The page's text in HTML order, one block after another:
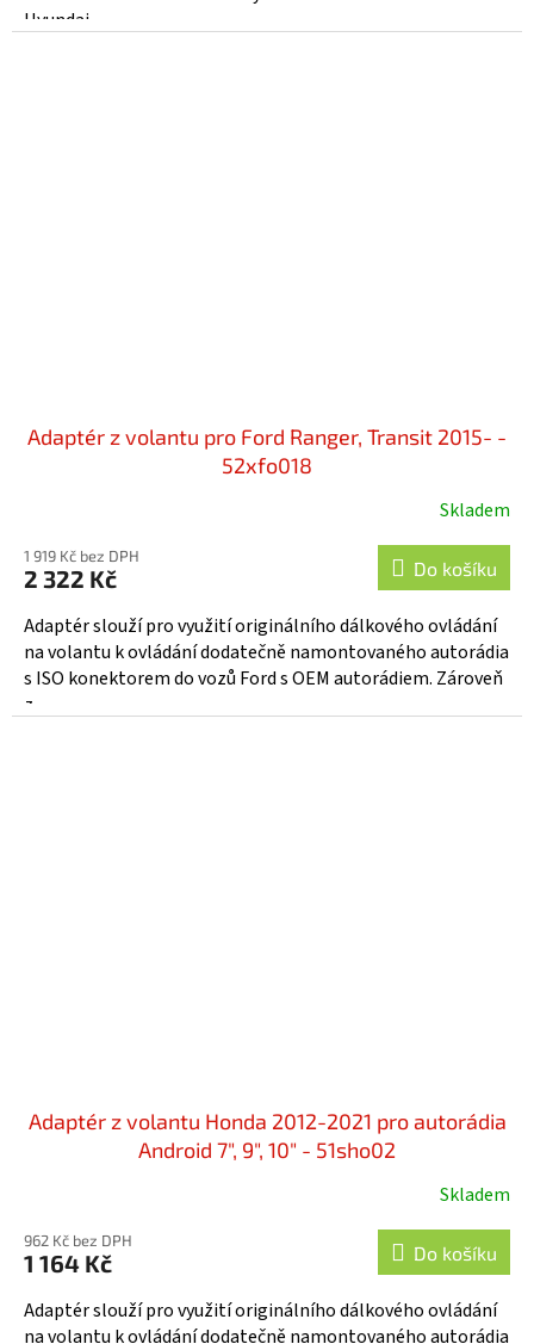
Hyundai...
Adaptér z volantu pro Ford Ranger, Transit 2015- -
52xfo018
Skladem
1 919 Kč bez DPH
2 322 Kč Do košíku
Adaptér slouží pro využití originálního dálkového ovládání
na volantu k ovládání dodatečně namontovaného autorádia
s ISO konektorem do vozů Ford s OEM autorádiem. Zároveň
z...
Adaptér z volantu Honda 2012-2021 pro autorádia
Android 7", 9", 10" - 51sho02
Skladem
962 Kč bez DPH
1 164 Kč Do košíku
Adaptér slouží pro využití originálního dálkového ovládání
na volantu k ovládání dodatečně namontovaného autorádia